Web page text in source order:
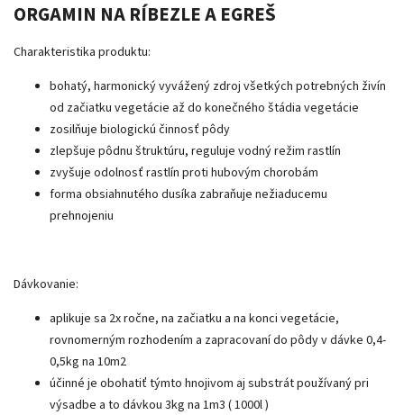
ORGAMIN NA RÍBEZLE A EGREŠ
Charakteristika produktu:
bohatý, harmonický vyvážený zdroj všetkých potrebných živín
od začiatku vegetácie až do konečného štádia vegetácie
zosilňuje biologickú činnosť pôdy
zlepšuje pôdnu štruktúru, reguluje vodný režim rastlín
zvyšuje odolnosť rastlín proti hubovým chorobám
forma obsiahnutého dusíka zabraňuje nežiaducemu
prehnojeniu
Dávkovanie:
aplikuje sa 2x ročne, na začiatku a na konci vegetácie,
rovnomerným rozhodením a zapracovaní do pôdy v dávke 0,4-
0,5kg na 10m2
účinné je obohatiť týmto hnojivom aj substrát používaný pri
výsadbe a to dávkou 3kg na 1m3 ( 1000l )